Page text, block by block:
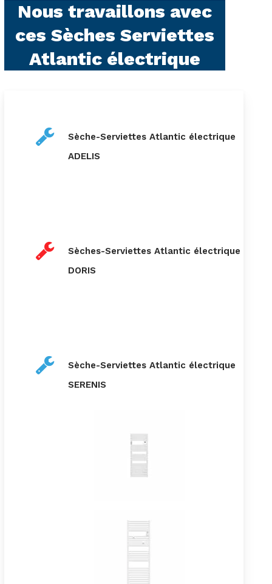
Nous travaillons avec
ces Sèches Serviettes
Atlantic électrique
Sèche-Serviettes Atlantic électrique
ADELIS
Sèches-Serviettes Atlantic électrique
DORIS
Sèche-Serviettes Atlantic électrique
SERENIS